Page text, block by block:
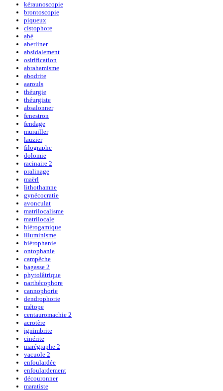
kéraunoscopie
brontoscopie
piqueux
cistophore
abé
aberliner
absidalement
osirification
abrahamisme
abodrite
aarouls
théurgie
théurgiste
absalonner
fenestron
fendage
murailler
lauzier
filographe
dolomie
racinaire 2
pralinage
maërl
lithothamne
gynécocratie
avonculat
matrilocalisme
matrilocale
hiérogamique
illuminisme
hiérophanie
ontophanie
campêche
bagasse 2
phytolâtrique
narthécophore
cannophorie
dendrophorie
métope
centauromachie 2
acrotère
ignimbrite
cinérite
marégraphe 2
vacuole 2
enfoulardée
enfoulardement
découronner
maratiste